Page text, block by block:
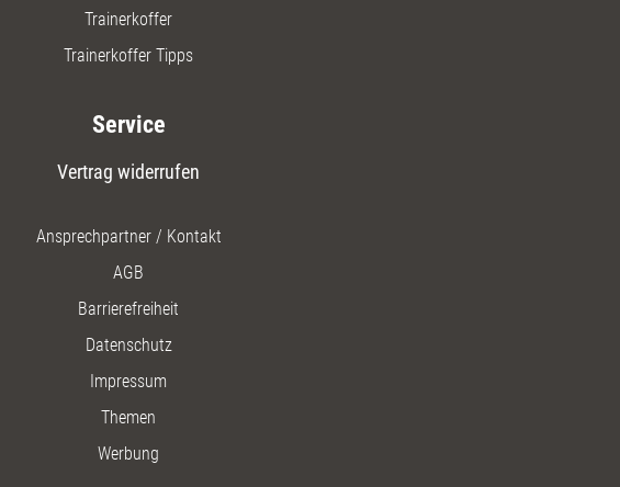
Trainerkoffer
Trainerkoffer Tipps
Service
Vertrag widerrufen
Ansprechpartner / Kontakt
AGB
Barrierefreiheit
Datenschutz
Impressum
Themen
Werbung